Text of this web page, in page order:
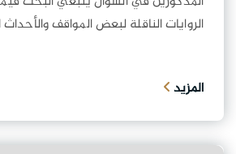
الروايات الناقلة لبعض المواقف
المزيد